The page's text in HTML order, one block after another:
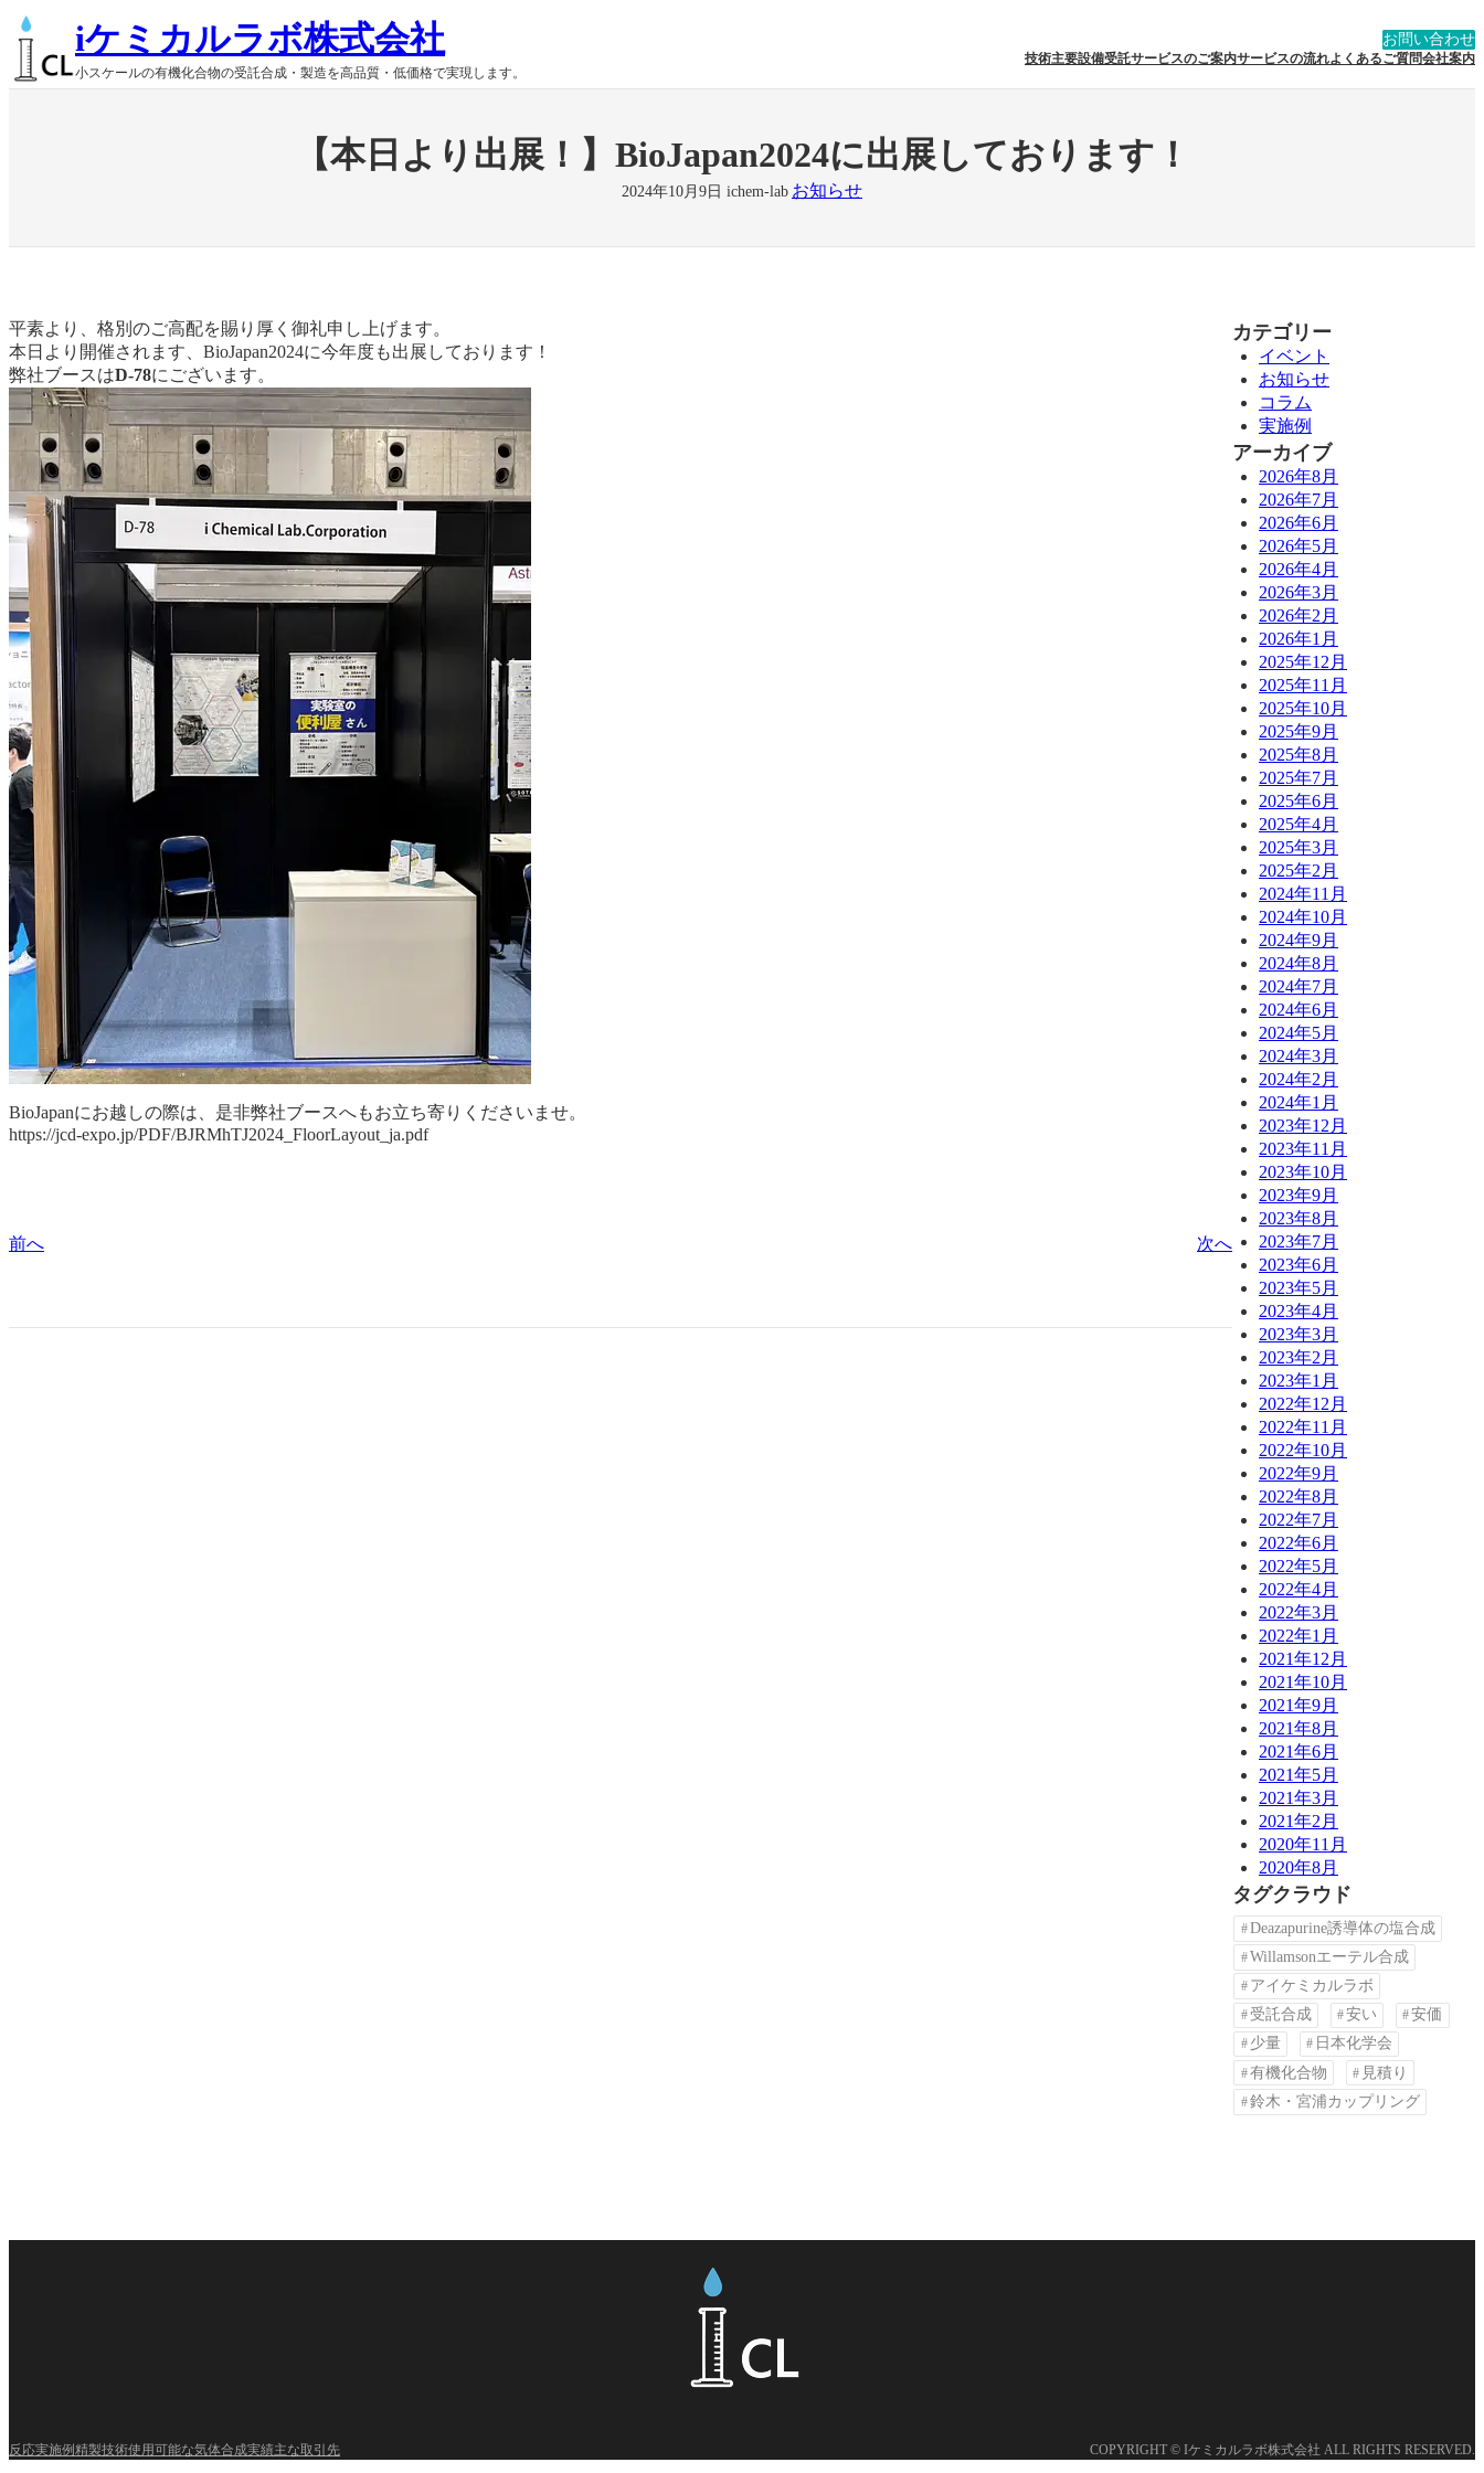
内
容
ス
iケミカルラボ株式会社
小スケールの有機化合物の受託合成・製造を高品質・低価格で実現します。
お問い合わせ
技術主要設備受託サービスのご案内サービスの流れよくあるご質問会社案内
【本日より出展！】BioJapan2024に出展しております！
2024年10月9日 ichem-lab お知らせ
平素より、格別のご高配を賜り厚く御礼申し上げます。
本日より開催されます、BioJapan2024に今年度も出展しております！
弊社ブースはD-78にございます。
BioJapanにお越しの際は、是非弊社ブースへもお立ち寄りくださいませ。
https://jcd-expo.jp/PDF/BJRMhTJ2024_FloorLayout_ja.pdf
前へ 次へ
カテゴリー
イベント
お知らせ
コラム
実施例
アーカイブ
2026年8月
2026年7月
2026年6月
2026年5月
2026年4月
2026年3月
2026年2月
2026年1月
2025年12月
2025年11月
2025年10月
2025年9月
2025年8月
2025年7月
2025年6月
2025年4月
2025年3月
2025年2月
2024年11月
2024年10月
2024年9月
2024年8月
2024年7月
2024年6月
2024年5月
2024年3月
2024年2月
2024年1月
2023年12月
2023年11月
2023年10月
2023年9月
2023年8月
2023年7月
2023年6月
2023年5月
2023年4月
2023年3月
2023年2月
2023年1月
2022年12月
2022年11月
2022年10月
2022年9月
2022年8月
2022年7月
2022年6月
2022年5月
2022年4月
2022年3月
2022年1月
2021年12月
2021年10月
2021年9月
2021年8月
2021年6月
2021年5月
2021年3月
2021年2月
2020年11月
2020年8月
タグクラウド
Deazapurine誘導体の塩合成
Willamsonエーテル合成
アイケミカルラボ
受託合成
安い
安価
少量
日本化学会
有機化合物
見積り
鈴木・宮浦カップリング
反応実施例精製技術使用可能な気体合成実績主な取引先 COPYRIGHT © Iケミカルラボ株式会社 ALL RIGHTS RESERVED.